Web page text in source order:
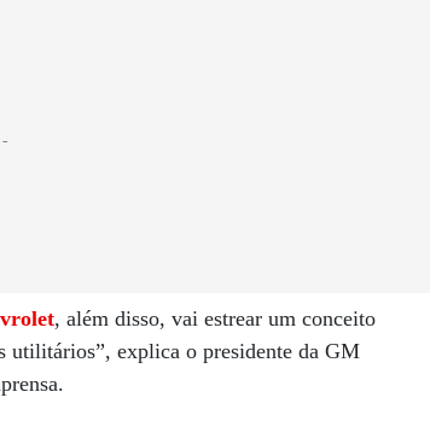
, além disso, vai estrear um conceito
utilitários”, explica o presidente da GM